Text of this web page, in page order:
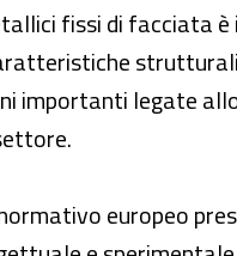
sui ponteggi
fissi di facciata è
strutturali
importanti legate
europeo